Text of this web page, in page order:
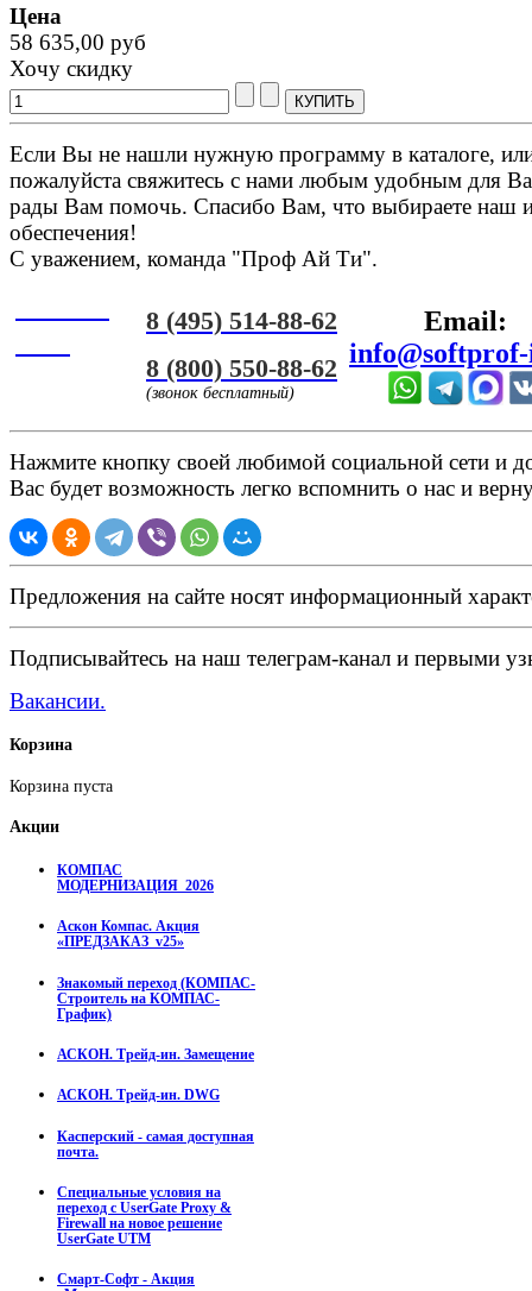
Цена
58 635,00 руб
Хочу скидку
Если Вы не нашли нужную программу в каталоге,
пожалуйста свяжитесь с нами любым удобным для
рады Вам помочь. Спасибо Вам, что выбираете наш
обеспечения!
С уважением, команда "Проф Ай Ти".
8 (495) 514-88-62
8 (800) 550-88-62
(звонок бесплатный)
Email:
Нажмите кнопку своей любимой социальной сети и
Вас будет возможность легко вспомнить о нас и
Предложения на сайте носят информационный
Подписывайтесь на наш телеграм-канал и первыми
Вакансии.
Корзина
Корзина пуста
Акции
КОМПАС
МОДЕРНИЗАЦИЯ_2026
Аскон Компас. Акция
«ПРЕДЗАКАЗ_v25»
Знакомый переход (КОМПАС-
Строитель на КОМПАС-
График)
АСКОН. Трейд-ин. Замещение
АСКОН. Трейд-ин. DWG
Касперский - самая доступная
почта.
Специальные условия на
переход с UserGate Proxy &
Firewall на новое решение
UserGate UTM
Смарт-Софт - Акция